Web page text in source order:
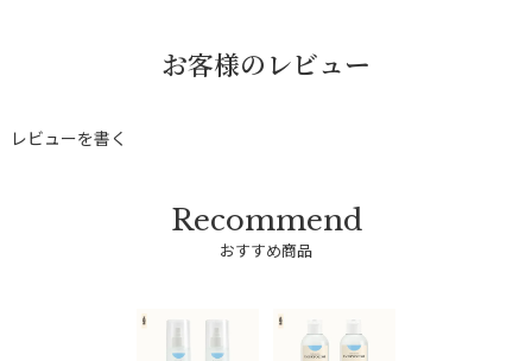
お客様のレビュー
レビューを書く
おすすめ商品